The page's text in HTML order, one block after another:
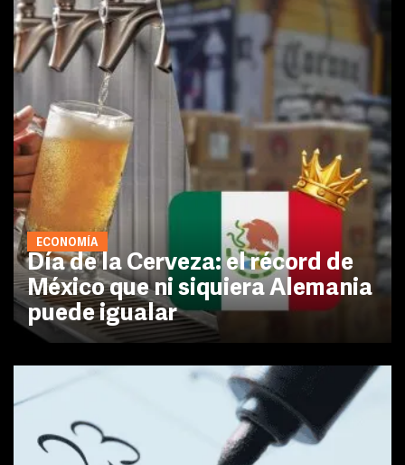
ECONOMÍA
Día de la Cerveza: el récord de
México que ni siquiera Alemania
puede igualar